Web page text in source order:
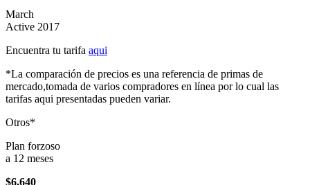
March
Active 2017
Encuentra tu tarifa aqui
*La comparación de precios es una referencia de primas de
mercado,tomada de varios compradores en línea por lo cual las
tarifas aqui presentadas pueden variar.
Otros*
Plan forzoso
a 12 meses
$6,640